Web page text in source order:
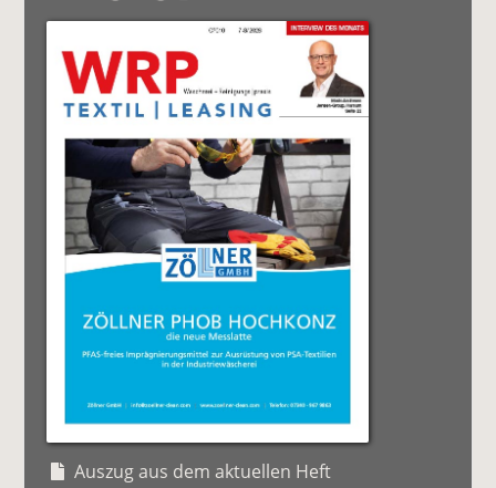
Auszug aus dem aktuellen Heft